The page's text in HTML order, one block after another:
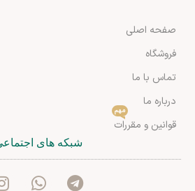
صفحه اصلی
فروشگاه
تماس با ما
درباره ما
قوانین و مقررات
مهم
شبکه های